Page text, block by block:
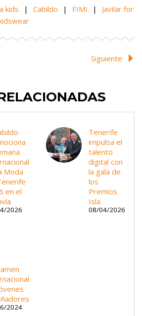
kids | Cabildo | FIMI |
Javilar for
Siguiente
Moda
en el
2026
Tenerife
impulsa el
talento
digital con
la gala de
los
Premios
Isla
08/04/2026
2024